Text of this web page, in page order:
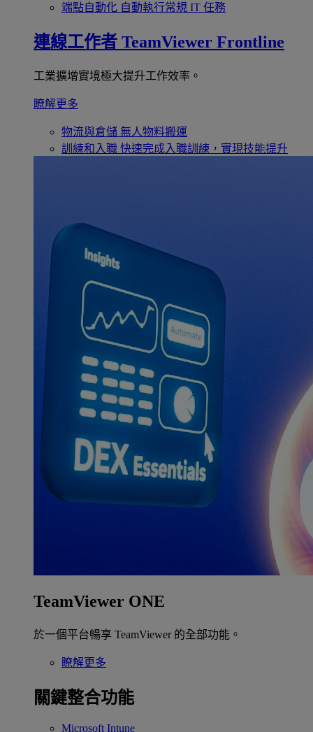
端點自動化 自動執行常規 IT 任務
連線工作者 TeamViewer Frontline
工業擴增實境極大提升工作效率。
瞭解更多
物流與倉儲 無人物料搬運
訓練和入職 快速完成入職訓練，實現技能提升
TeamViewer ONE
於一個平台暢享 TeamViewer 的全部功能。
瞭解更多
關鍵整合功能
Microsoft Intune